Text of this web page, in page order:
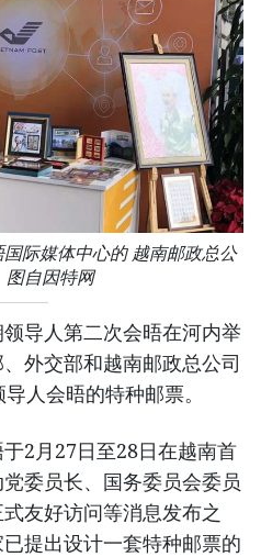
际媒体中心的 越南邮政总公
图自因特网
导人第二次会晤在河内举
外交部和越南邮政总公司
人会晤的特种邮票。
2月27日至28日在越南首
委员长、国务委员会委员
友好访问等消息发布之
提出设计一套特种邮票的